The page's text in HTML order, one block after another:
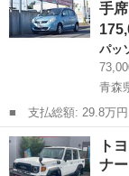
セグＴＶ...
手
パッ
青森
■ 支払総額: 29.8万円 ■ 車両本体価格： 175,000 円 ■ メーカー
名： トヨタ ■ 車種
ナー車 運転席助手
ン キーレス...
青森 八戸市
ト
ナ